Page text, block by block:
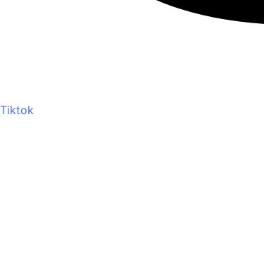
Tiktok